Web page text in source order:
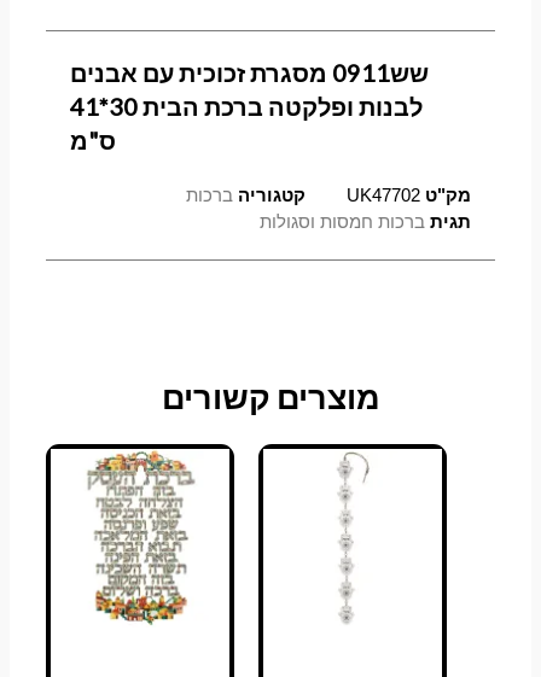
שש0911 מסגרת זכוכית עם אבנים
לבנות ופלקטה ברכת הבית 30*41
ס"מ
מק"טUK47702 קטגוריה ברכות
תגית ברכות חמסות וסגולות
מוצרים קשורים